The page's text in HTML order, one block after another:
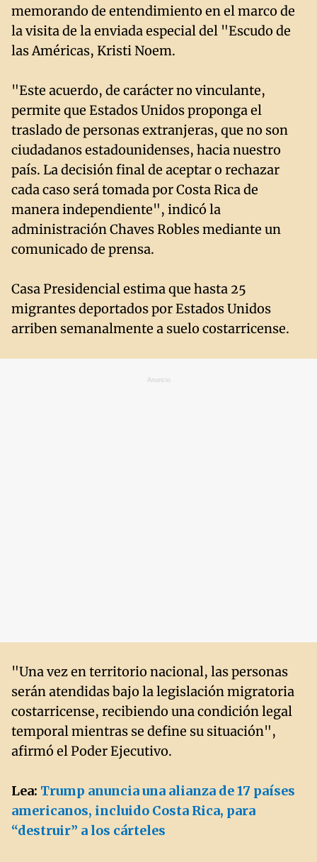
memorando de entendimiento en el marco de
la visita de la enviada especial del "Escudo de
las Américas, Kristi Noem.
"Este acuerdo, de carácter no vinculante,
permite que Estados Unidos proponga el
traslado de personas extranjeras, que no son
ciudadanos estadounidenses, hacia nuestro
país. La decisión final de aceptar o rechazar
cada caso será tomada por Costa Rica de
manera independiente", indicó la
administración Chaves Robles mediante un
comunicado de prensa.
Casa Presidencial estima que hasta 25
migrantes deportados por Estados Unidos
arriben semanalmente a suelo costarricense.
Anuncio
"Una vez en territorio nacional, las personas
serán atendidas bajo la legislación migratoria
costarricense, recibiendo una condición legal
temporal mientras se define su situación",
afirmó el Poder Ejecutivo.
Lea: Trump anuncia una alianza de 17 países
americanos, incluido Costa Rica, para
“destruir” a los cárteles